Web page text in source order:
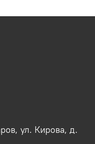
ул. Кирова, д.